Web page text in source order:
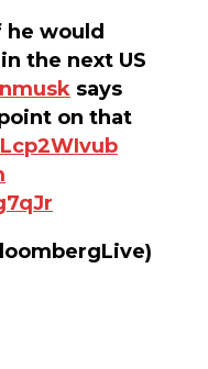
he would
the next US
says
on that